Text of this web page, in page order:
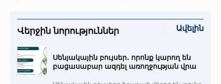
Վերջին նորություններ Ավելին
Սենյակային բույսեր․ որոնք կարող են
բացասաբար ազդել առողջության վրա